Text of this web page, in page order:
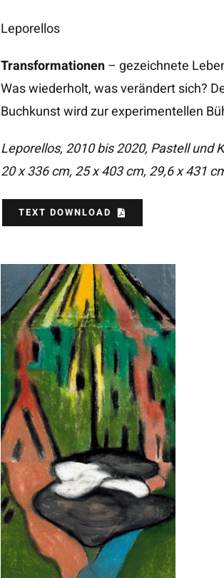
Leporellos
Transformationen– gezeichnete
Was wiederholt, was verändert sich?
Buchkunst wird zur experimentellen
Leporellos, 2010 bis 2020, Pastell und
20 x 336 cm, 25 x 403 cm, 29,6 x 431
TEXT DOWNLOAD